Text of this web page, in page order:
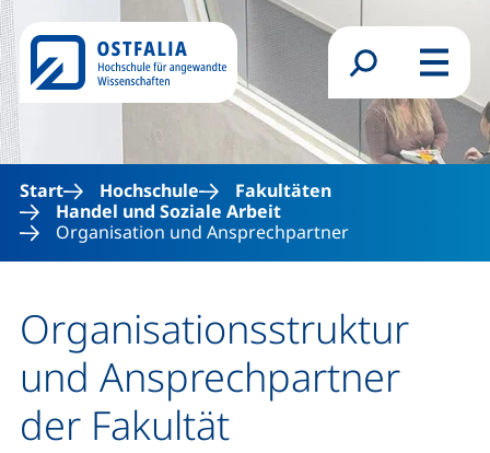
Direkt zum Inhalt
Suchformular
Menü
Start Hochschule
Fakultäten
Handel und Soziale Arbeit
Organisation und Ansprechpartner
Organisationsstruktur
und Ansprechpartner
der Fakultät